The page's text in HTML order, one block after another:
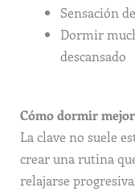
Sensación
Dormir
descansado
Cómo dormir
La clave no suele
crear una rutina
relajarse